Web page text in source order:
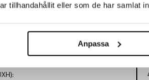
tillhandahållit eller som de har samlat
Anpassa